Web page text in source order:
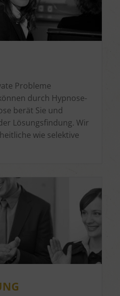
Probleme
durch Hypnose-
berät Sie und
Lösungsfindung. Wir
wie selektive
Auswahl personalisierter
Personalisierung von Inhalten
zur Auswahl personalisierter Inhalte
von Inhalten
der Angebote
Features:
Identifikation aktiv abfragen